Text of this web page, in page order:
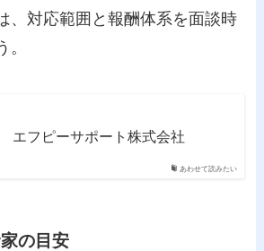
、対応範囲と報酬体系を面談時
。
あわせて読みたい
エフピーサポート株式会社
の目安